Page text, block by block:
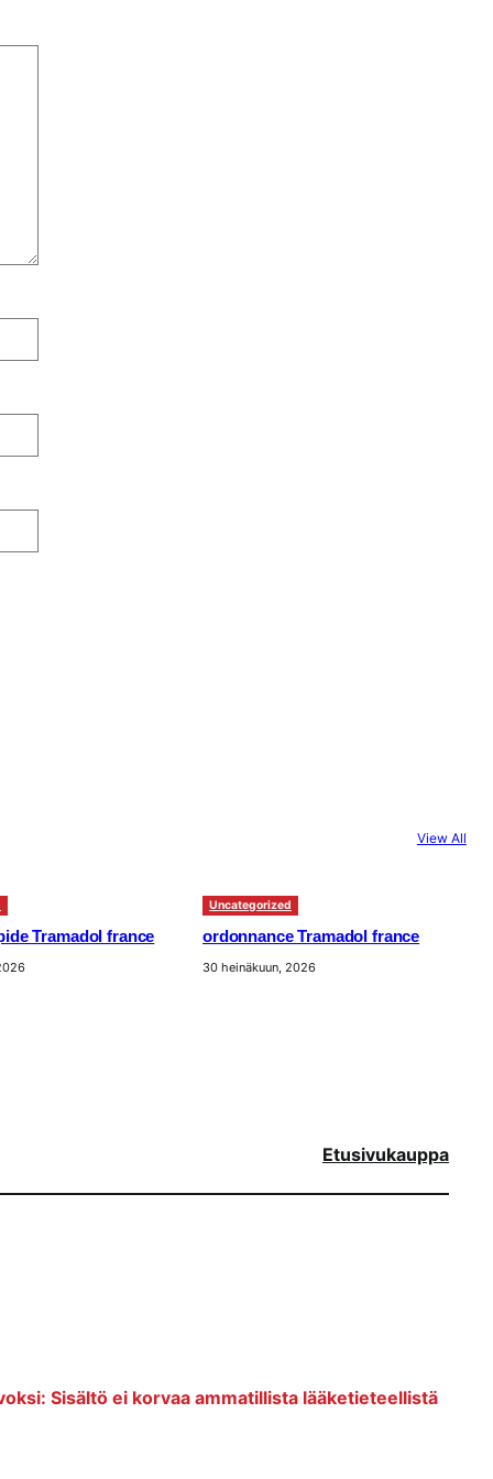
View All
Tramadol france
Uncategorized
ordonnance Tramadol france
30 heinäkuun, 2026
Etusivukauppa
Sisältö ei korvaa ammatillista lääketieteellistä